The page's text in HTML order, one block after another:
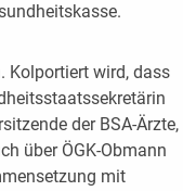
Kolportiert wird, dass
der BSA-Ärzte,
über ÖGK-Obmann
mit